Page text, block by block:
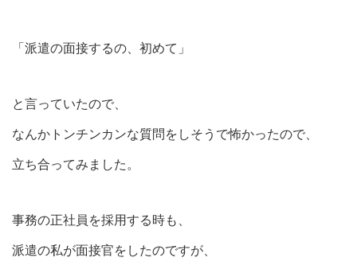
「派遣の面接するの、初めて」
と言っていたので、
なんかトンチンカンな質問をしそうで怖かったので、
立ち合ってみました。
事務の正社員を採用する時も、
派遣の私が面接官をしたのですが、